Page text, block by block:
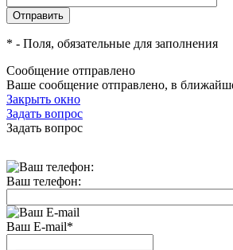
* - Поля, обязательные для заполнения
Сообщение отправлено
Ваше сообщение отправлено, в
Закрыть окно
Задать вопрос
Задать вопрос
Ваш телефон:
Ваш E-mail*